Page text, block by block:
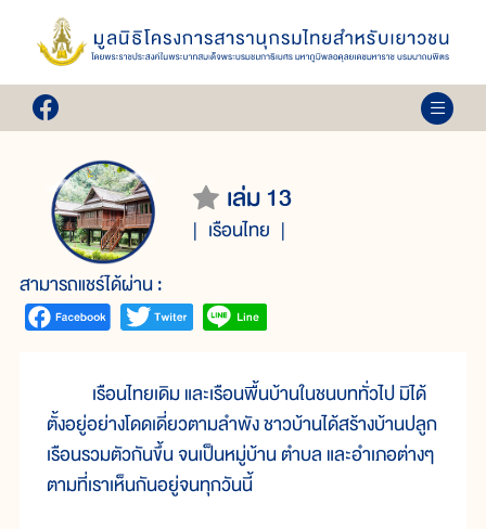
เล่ม 13
เรือนไทย
สามารถแชร์ได้ผ่าน :
เรือนไทยเดิม และเรือนพื้นบ้านในชนบททั่วไป มิได้
ตั้งอยู่อย่างโดดเดี่ยวตามลำพัง ชาวบ้านได้สร้างบ้านปลูก
เรือนรวมตัวกันขึ้น จนเป็นหมู่บ้าน ตำบล และอำเภอต่างๆ
ตามที่เราเห็นกันอยู่จนทุกวันนี้